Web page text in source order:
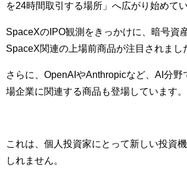
を24時間取引する場所」へ広がり始めて
SpaceXのIPO観測をきっかけに、暗号資
SpaceX関連の上場前商品が注目されまし
さらに、OpenAIやAnthropicなど、AI分野
場企業に関連する商品も登場しています。
これは、個人投資家にとって新しい投資
しれません。